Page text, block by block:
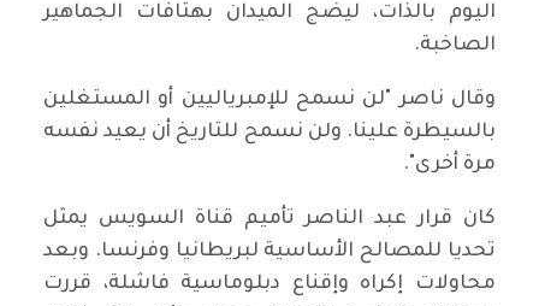
اليوم بالذات، ليضج الميدان بهتافات الجماهير
الصاخبة.
وقال ناصر "لن نسمح للإمبرياليين أو المستغلين
بالسيطرة علينا. ولن نسمح للتاريخ أن يعيد نفسه
مرة أخرى".
كان قرار عبد الناصر تأميم قناة السويس يمثل
تحديا للمصالح الأساسية لبريطانيا وفرنسا. وبعد
محاولات إكراه وإقناع دبلوماسية فاشلة، قررت